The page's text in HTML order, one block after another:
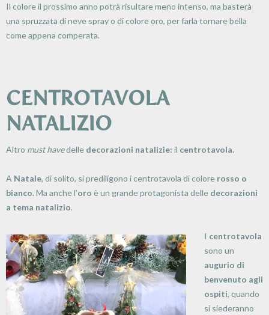
Il colore il prossimo anno potrà risultare meno intenso, ma basterà
una spruzzata di neve spray o di colore oro, per farla tornare bella
come appena comperata.
CENTROTAVOLA
NATALIZIO
Altro must havedelle decorazioni natalizie: il centrotavola.
A Natale, di solito, si prediligono i centrotavola di colore rosso o
bianco. Ma anche l’oro è un grande protagonista delle decorazioni
a tema natalizio.
I centrotavola
sono un
augurio di
benvenuto agli
ospiti, quando
si siederanno